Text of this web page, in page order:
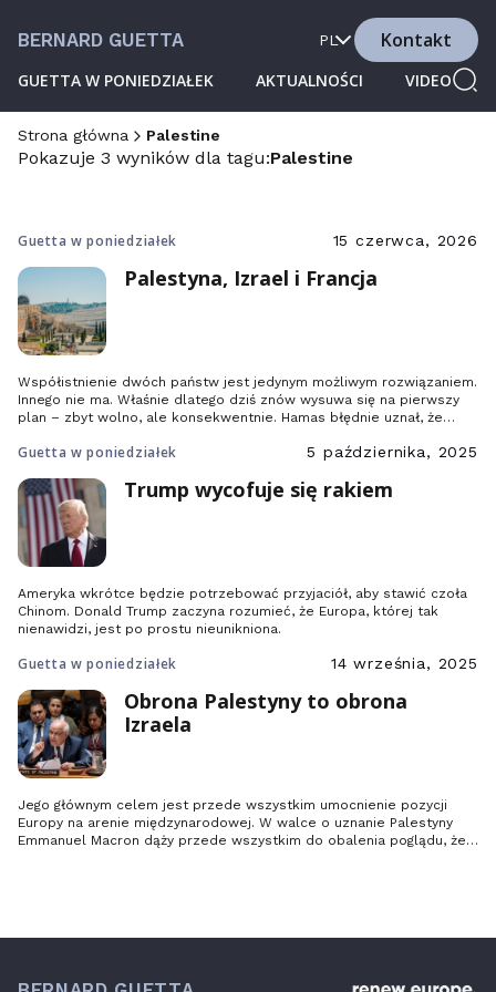
BERNARD GUETTA
GUETTA W PONIEDZIAŁEK AKTUALNOŚCI VIDEO
PL Kontakt
Strona główna Palestine
Pokazuje 3 wyników dla tagu:Palestine
Guetta w poniedziałek 15 czerwca, 2026
Palestyna, Izrael i Francja
Współistnienie dwóch państw jest jedynym możliwym rozwiązaniem.
Innego nie ma. Właśnie dlatego dziś znów wysuwa się na pierwszy
plan – zbyt wolno, ale konsekwentnie. Hamas błędnie uznał, że
prawica chciały, by o nim zapomniano, bombardując w tym celu Gazę
Guetta w poniedziałek 5 października, 2025
Trump wycofuje się rakiem
Ameryka wkrótce będzie potrzebować przyjaciół, aby stawić czoła
Chinom. Donald Trump zaczyna rozumieć, że Europa, której tak
nienawidzi, jest po prostu nieunikniona.
Guetta w poniedziałek 14 września, 2025
Obrona Palestyny to obrona
Izraela
Jego głównym celem jest przede wszystkim umocnienie pozycji
Europy na arenie międzynarodowej. W walce o uznanie Palestyny
Emmanuel Macron dąży przede wszystkim do obalenia poglądu, że